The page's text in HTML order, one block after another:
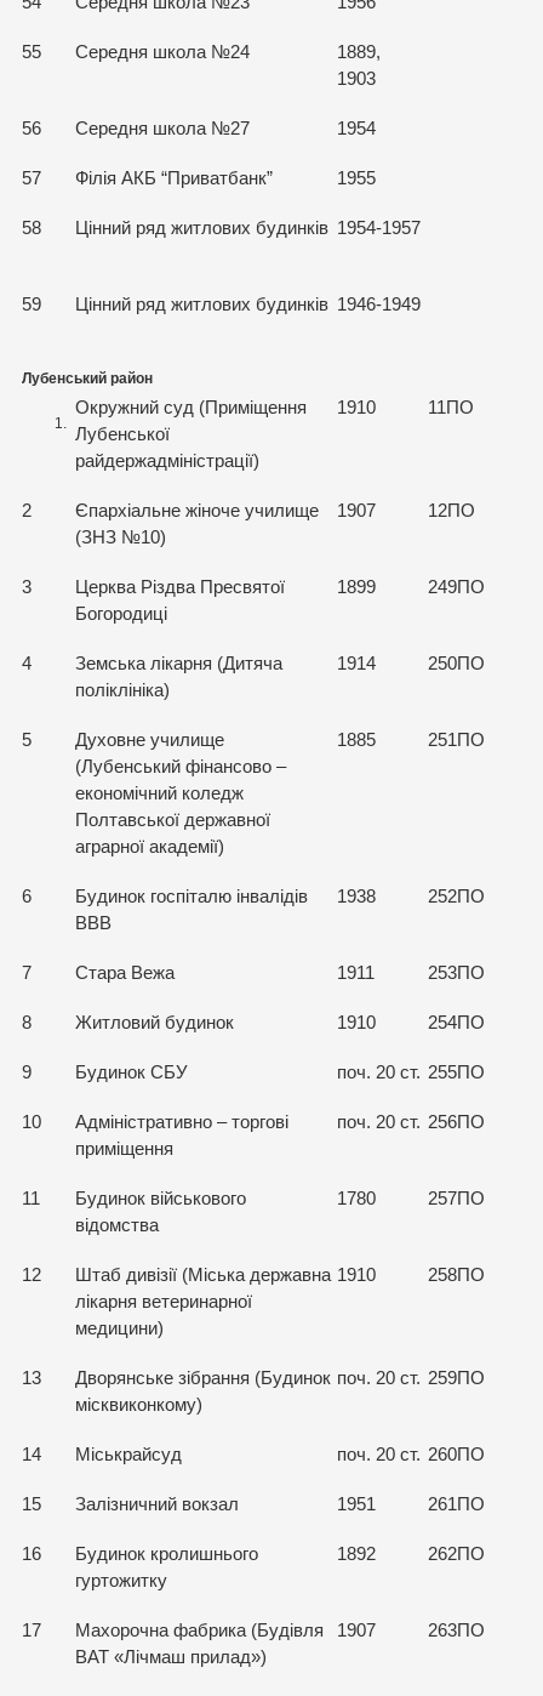
55 Середня школа №24
1889,
1903
56 Середня школа №27 1954
57 Філія АКБ “Приватбанк” 1955
58 Цінний ряд житлових будинків 1954-1957
59 Цінний ряд житлових будинків 1946-1949
Лубенський район
Окружний суд (Приміщення
Лубенської
райдержадміністрації)
1910 11ПО
2
Єпархіальне жіноче училище
(ЗНЗ №10)
1907 12ПО
3
Церква Різдва Пресвятої
Богородиці
1899 249ПО
4
Земська лікарня (Дитяча
поліклініка)
1914 250ПО
5
Духовне училище
(Лубенський фінансово –
економічний коледж
Полтавської державної
аграрної академії)
1885 251ПО
6
Будинок госпіталю інвалідів
ВВВ
1938 252ПО
7 Стара Вежа 1911 253ПО
8 Житловий будинок 1910 254ПО
9 Будинок СБУ поч. 20 ст. 255ПО
10
Адміністративно – торгові
приміщення
поч. 20 ст. 256ПО
11
Будинок військового
відомства
1780 257ПО
12
Штаб дивізії (Міська державна
лікарня ветеринарної
медицини)
1910 258ПО
13
Дворянське зібрання (Будинок
місквиконкому)
поч. 20 ст. 259ПО
14 Міськрайсуд поч. 20 ст. 260ПО
15 Залізничний вокзал 1951 261ПО
16
Будинок кролишнього
гуртожитку
1892 262ПО
17
Махорочна фабрика (Будівля
ВАТ «Лічмаш прилад»)
1907 263ПО